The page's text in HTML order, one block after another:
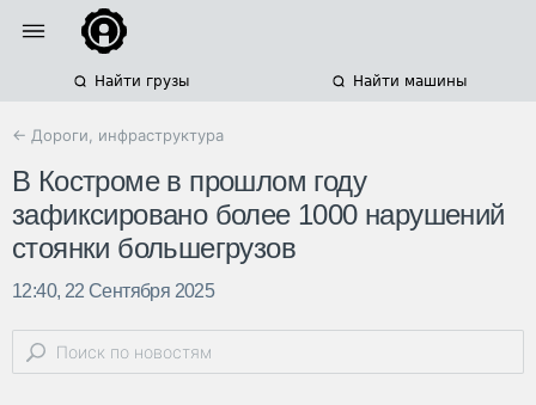
Найти грузы Найти машины
← Дороги, инфраструктура
В Костроме в прошлом году
зафиксировано более 1000 нарушений
стоянки большегрузов
12:40, 22 Сентября 2025